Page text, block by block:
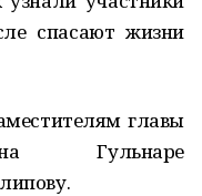
спасают жизни
главы
Гульнаре